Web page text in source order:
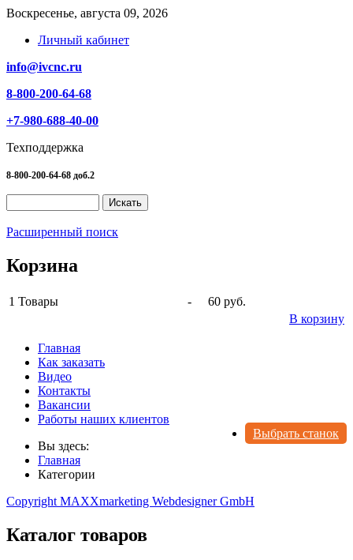
Воскресенье, августа 09, 2026
Личный кабинет
info@ivcnc.ru
8-800-200-64-68
+7-980-688-40-00
Техподдержка
8-800-200-64-68 доб.2
Расширенный поиск
Корзина
1 Товары -
60 руб.
В корзину
Главная
Как заказать
Видео
Контакты
Вакансии
Работы наших клиентов
Выбрать станок
Вы здесь:
Главная
Категории
Copyright MAXXmarketing Webdesigner GmbH
Каталог товаров